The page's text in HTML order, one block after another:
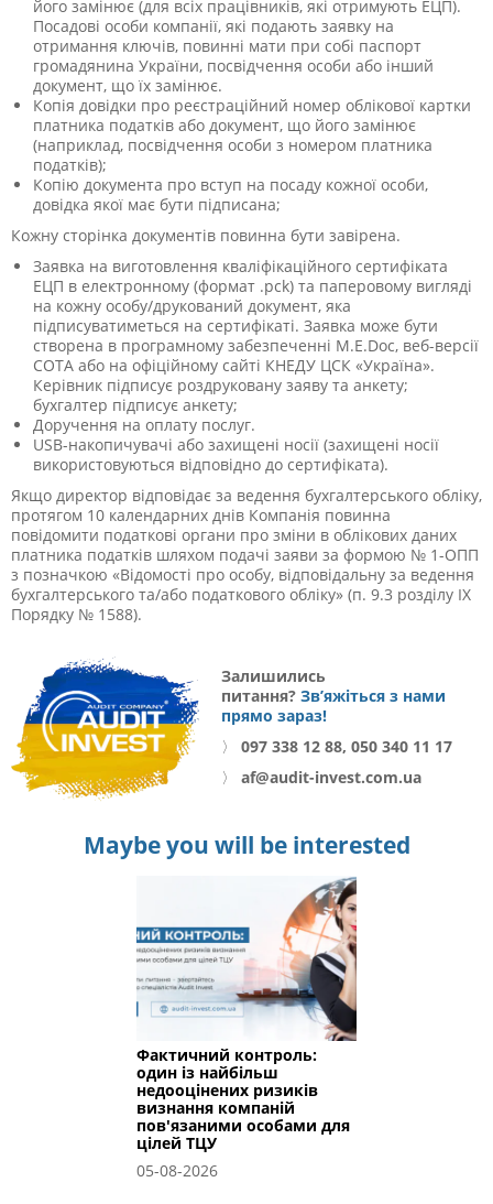
його замінює (для всіх працівників, які отримують ЕЦП).
Посадові особи компанії, які подають заявку на
отримання ключів, повинні мати при собі паспорт
громадянина України, посвідчення особи або інший
документ, що їх замінює.
Копія довідки про реєстраційний номер облікової картки
платника податків або документ, що його замінює
(наприклад, посвідчення особи з номером платника
податків);
Копію документа про вступ на посаду кожної особи,
довідка якої має бути підписана;
Кожну сторінка документів повинна бути завірена.
Заявка на виготовлення кваліфікаційного сертифіката
ЕЦП в електронному (формат .pck) та паперовому вигляді
на кожну особу/друкований документ, яка
підписуватиметься на сертифікаті. Заявка може бути
створена в програмному забезпеченні M.E.Doc, веб-версії
СОТА або на офіційному сайті КНЕДУ ЦСК «Україна».
Керівник підписує роздруковану заяву та анкету;
бухгалтер підписує анкету;
Доручення на оплату послуг.
USB-накопичувачі або захищені носії (захищені носії
використовуються відповідно до сертифіката).
Якщо директор відповідає за ведення бухгалтерського обліку,
протягом 10 календарних днів Компанія повинна
повідомити податкові органи про зміни в облікових даних
платника податків шляхом подачі заяви за формою № 1-ОПП
з позначкою «Відомості про особу, відповідальну за ведення
бухгалтерського та/або податкового обліку» (п. 9.3 розділу IX
Порядку № 1588).
Залишились
питання? Зв’яжіться з нами
прямо зараз!
〉
097 338 12 88, 050 340 11 17
〉
af@audit-invest.com.ua
Maybe you will be interested
Фактичний контроль:
один із найбільш
недооцінених ризиків
визнання компаній
пов'язаними особами для
цілей ТЦУ
05-08-2026